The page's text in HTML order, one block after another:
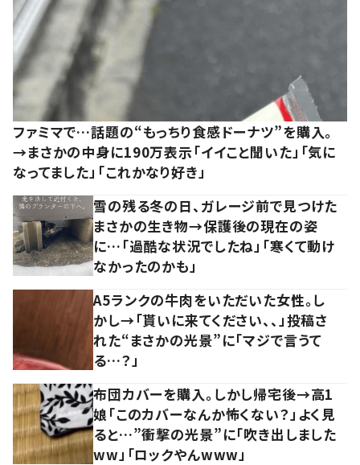
ファミマで…話題の“もっちり食感ドーナツ”を購入。
→まさかの中身に190万表示「イイこと聞いた」「気に
なってました」「これかなり好き」
雪の残る冬の日、ガレージ前で見つけた
まさかの生き物→保護後の現在の姿
に…「過酷な状況でしたね」「寒くて動け
なかったのかも」
A5ランクの牛肉をいただいた女性。し
かし→「貰いに来てください、、」投稿さ
れた“まさかの光景”に「マジで言うて
る…？」
布団カバーを購入。しかし帰宅後→高1
娘「このカバーなんか怖くない？」よく見
ると…”衝撃の光景”に「吹き出しました
ww」「ロックやんwww」